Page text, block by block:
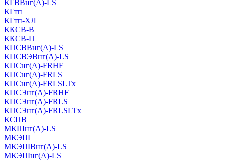
КГВВнг(А)-LS
КГтп
КГтп-ХЛ
ККСВ-В
ККСВ-П
КПСВВнг(А)-LS
КПСВЭВнг(А)-LS
КПСнг(А)-FRHF
КПСнг(А)-FRLS
КПСнг(А)-FRLSLTx
КПСЭнг(А)-FRHF
КПСЭнг(А)-FRLS
КПСЭнг(А)-FRLSLTx
КСПВ
МКШнг(А)-LS
МКЭШ
МКЭШВнг(А)-LS
МКЭШнг(А)-LS